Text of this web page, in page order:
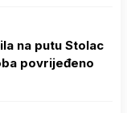
na putu Stolac
povrijeđeno